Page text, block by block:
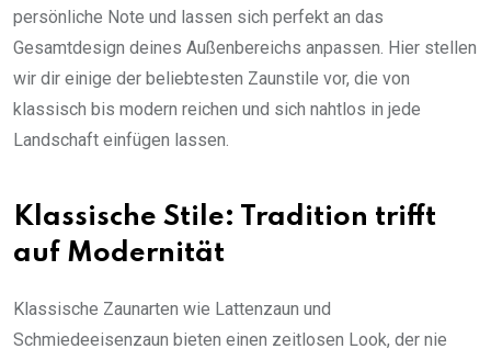
persönliche Note und lassen sich perfekt an das
Gesamtdesign deines Außenbereichs anpassen. Hier stellen
wir dir einige der beliebtesten Zaunstile vor, die von
klassisch bis modern reichen und sich nahtlos in jede
Landschaft einfügen lassen.
Klassische Stile: Tradition trifft
auf Modernität
Klassische Zaunarten wie Lattenzaun und
Schmiedeeisenzaun bieten einen zeitlosen Look, der nie